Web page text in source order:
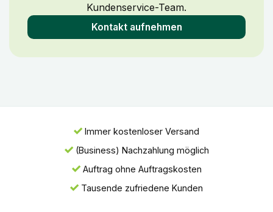
Kundenservice-Team.
Kontakt aufnehmen
Immer kostenloser Versand
(Business) Nachzahlung möglich
Auftrag ohne Auftragskosten
Tausende zufriedene Kunden